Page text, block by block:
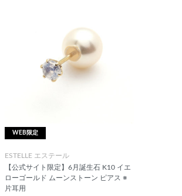
WEB限定
ESTELLE エステール
【公式サイト限定】6月誕生石 K10 イエ
ローゴールド ムーンストーン ピアス ※
片耳用